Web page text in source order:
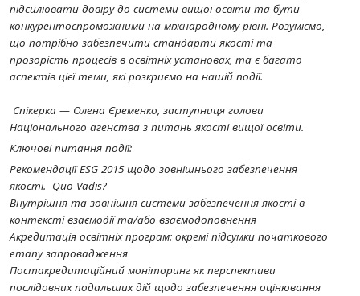
підсилювати довіру до системи вищої освіти та бути
конкурентоспроможними на міжнародному рівні. Розуміємо,
що потрібно забезпечити стандарти якості та
прозорість процесів в освітніх установах, та є багато
аспектів цієї теми, які розкриємо на нашій події.
Спікерка — Олена Єременко, заступниця голови
Національного агенства з питань якості вищої освіти.
Ключові питання події:
Рекомендації ESG 2015 щодо зовнішнього забезпечення
якості. Quo Vadis?
Внутрішня та зовнішня системи забезпечення якості в
контексті взаємодії та/або взаємодоповнення
Акредитація освітніх програм: окремі підсумки початкового
етапу запровадження
Постакредитаційний моніторинг як перспективи
послідовних подальших дій щодо забезпечення оцінювання